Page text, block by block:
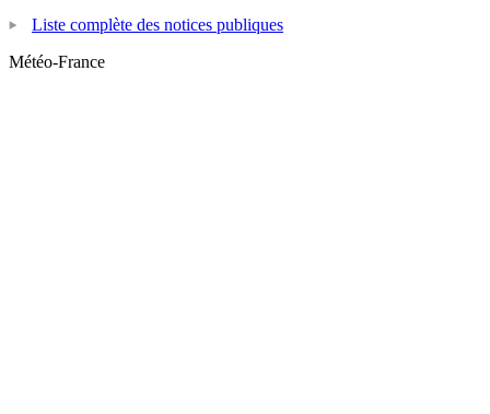
Liste complète des notices publiques
Météo-France